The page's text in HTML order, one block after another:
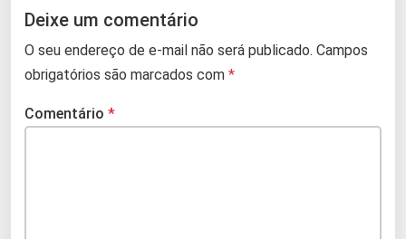
Deixe um comentário
O seu endereço de e-mail não será publicado. Campos
obrigatórios são marcados com *
Comentário *